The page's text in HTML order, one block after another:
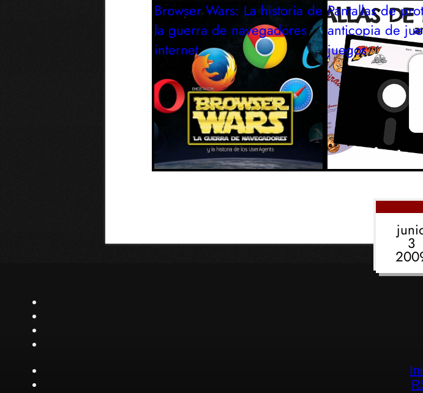
Browser Wars: La historia de
la guerra de navegadores
internet
Pantallas de
anticopia de
juegos
3